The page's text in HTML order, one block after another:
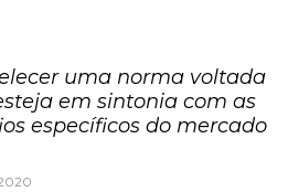
uma norma voltada
em sintonia com as
específicos do mercado